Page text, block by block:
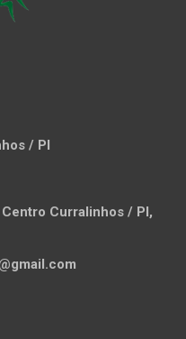
/ PI
Curralinhos / PI,